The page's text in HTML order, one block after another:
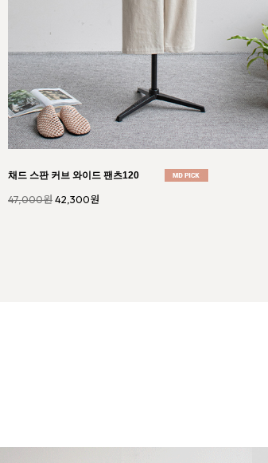
스냅 버튼 퍼프 데님 원피스825
42,000원 37,800원